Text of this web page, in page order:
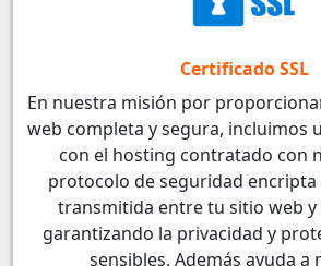
Certificado SSL
En nuestra misión por
web completa y segura, incluimos
con el hosting contratado con
protocolo de seguridad
transmitida entre tu sitio web y
garantizando la privacidad y
sensibles. Además ayuda a